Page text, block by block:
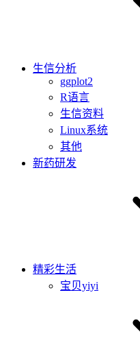
生信分析
ggplot2
R语言
生信资料
Linux系统
其他
新药研发
精彩生活
宝贝yiyi